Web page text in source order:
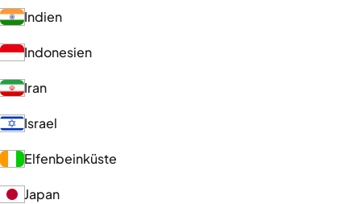
Indien
Indonesien
Iran
Israel
Elfenbeinküste
Japan